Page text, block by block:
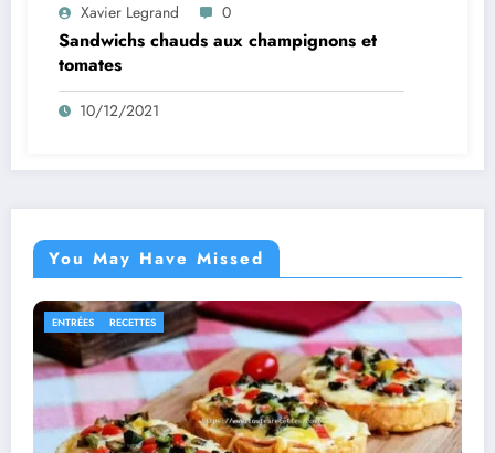
Xavier Legrand 0
Sandwichs chauds aux champignons et
tomates
10/12/2021
You May Have Missed
PLATS RECETTES